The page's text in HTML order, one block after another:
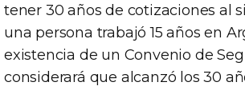
tener 30 años de cotizaciones al
una persona trabajó 15 años en
existencia de un Convenio de
considerará que alcanzó los 30